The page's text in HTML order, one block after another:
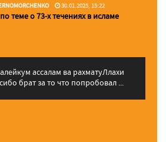
30.01.2025, 15:22
теме о 73-х течениях в исламе
брат за то что попробовал ...